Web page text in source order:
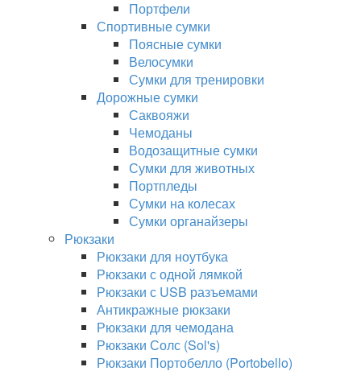
Портфели
Спортивные сумки
Поясные сумки
Велосумки
Сумки для тренировки
Дорожные сумки
Саквояжи
Чемоданы
Водозащитные сумки
Сумки для животных
Портпледы
Сумки на колесах
Сумки органайзеры
Рюкзаки
Рюкзаки для ноутбука
Рюкзаки с одной лямкой
Рюкзаки с USB разъемами
Антикражные рюкзаки
Рюкзаки для чемодана
Рюкзаки Солс (Sol's)
Рюкзаки Портобелло (Portobello)